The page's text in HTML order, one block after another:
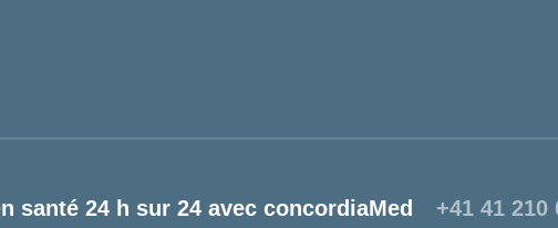
santé 24 h sur 24 avec concordiaMed +41 41 210